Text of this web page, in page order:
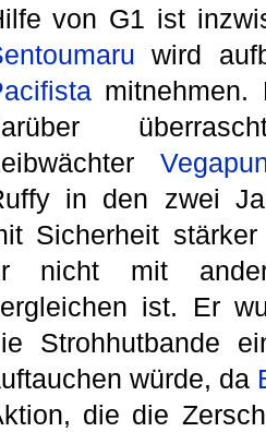
von G1 ist
wird
mitnehmen.
in den zwei
Sicherheit
nicht mit
ist. Er
Strohhutbande
würde, da
die die